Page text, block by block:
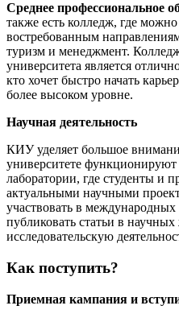
Среднее профессиональное
также есть колледж, где
востребованным
туризм и менеджмент.
университета является
кто хочет быстро начать
более высоком уровне.
Научная деятельность
КИУ уделяет большое
университете
лаборатории, где студенты и
актуальными научными
участвовать в
публиковать статьи в
исследовательскую
Как поступить?
Приемная кампания и